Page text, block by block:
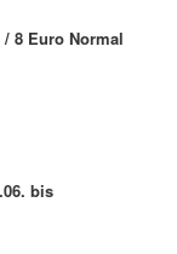
8 Euro Normal
bis